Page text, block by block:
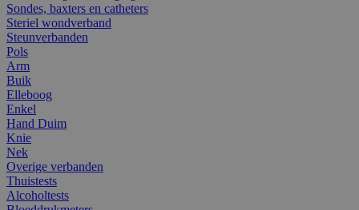
Sondes, baxters en catheters
Steriel wondverband
Steunverbanden
Pols
Arm
Buik
Elleboog
Enkel
Hand Duim
Knie
Nek
Overige verbanden
Thuistests
Alcoholtests